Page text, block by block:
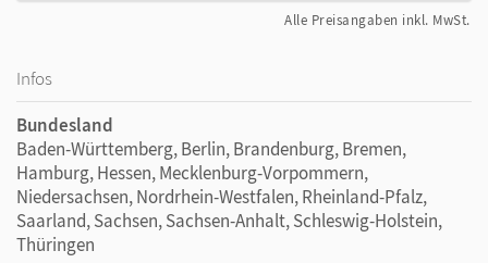
Alle Preisangaben inkl. MwSt.
Infos
Bundesland
Baden-Württemberg, Berlin, Brandenburg, Bremen,
Hamburg, Hessen, Mecklenburg-Vorpommern,
Niedersachsen, Nordrhein-Westfalen, Rheinland-Pfalz,
Saarland, Sachsen, Sachsen-Anhalt, Schleswig-Holstein,
Thüringen